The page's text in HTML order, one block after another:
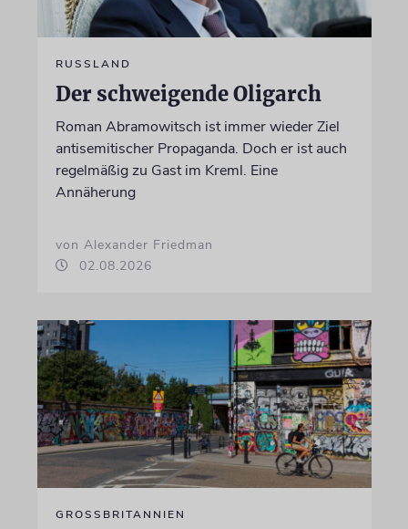
RUSSLAND
Der schweigende Oligarch
Roman Abramowitsch ist immer wieder Ziel
antisemitischer Propaganda. Doch er ist auch
regelmäßig zu Gast im Kreml. Eine
Annäherung
von Alexander Friedman
02.08.2026
GROSSBRITANNIEN